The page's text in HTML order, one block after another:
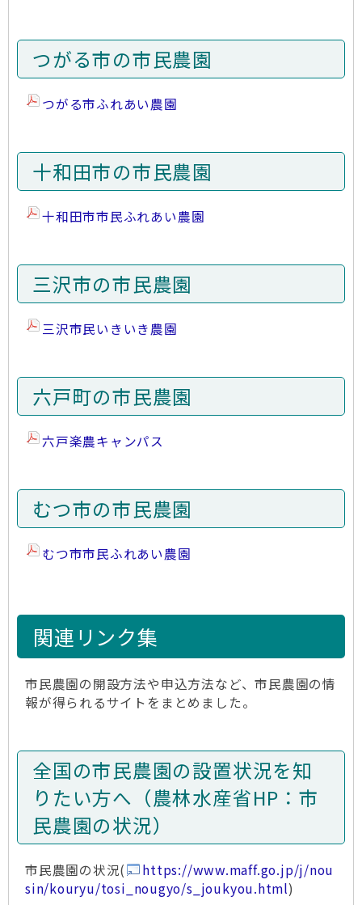
つがる市の市民農園
つがる市ふれあい農園
十和田市の市民農園
十和田市市民ふれあい農園
三沢市の市民農園
三沢市民いきいき農園
六戸町の市民農園
六戸楽農キャンパス
むつ市の市民農園
むつ市市民ふれあい農園
関連リンク集
市民農園の開設方法や申込方法など、市民農園の情
報が得られるサイトをまとめました。
全国の市民農園の設置状況を知
りたい方へ（農林水産省HP：市
民農園の状況）
市民農園の状況(
https://www.maff.go.jp/j/nou
sin/kouryu/tosi_nougyo/s_joukyou.html)